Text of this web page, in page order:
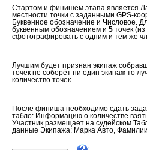
Стартом и финишем этапа является
местности точки с заданными GPS-
Буквенное обозначение и Числовое.
буквенным обозначением и 5точек
сфотографировать с одним и тем же
Лучшим будет признан экипаж
точек не соберёт ни один экипаж то
количество точек.
После финиша необходимо сдать
табло: Информацию о количестве
Участник размещает на судейском
данные Экипажа: Марка Авто,